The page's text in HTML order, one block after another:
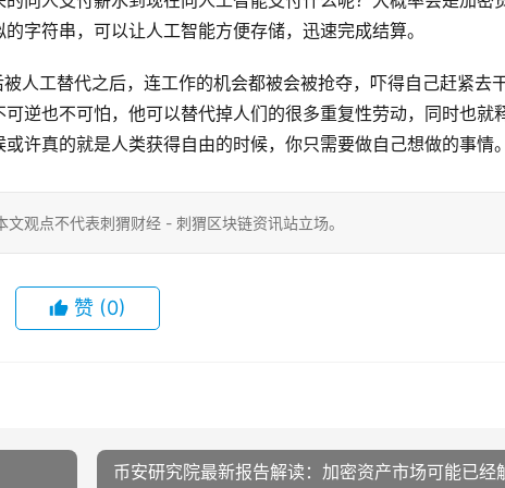
字符串，可以让人工智能方便存储，迅速完成结算。
人工替代之后，连工作的机会都被会被抢夺，吓得自己赶紧去
逆也不可怕，他可以替代掉人们的很多重复性劳动，同时也就
许真的就是人类获得自由的时候，你只需要做自己想做的事情。
观点不代表刺猬财经 - 刺猬区块链资讯站立场。
赞 (0)
币安研究院最新报告解读：加密资产市场可能已经